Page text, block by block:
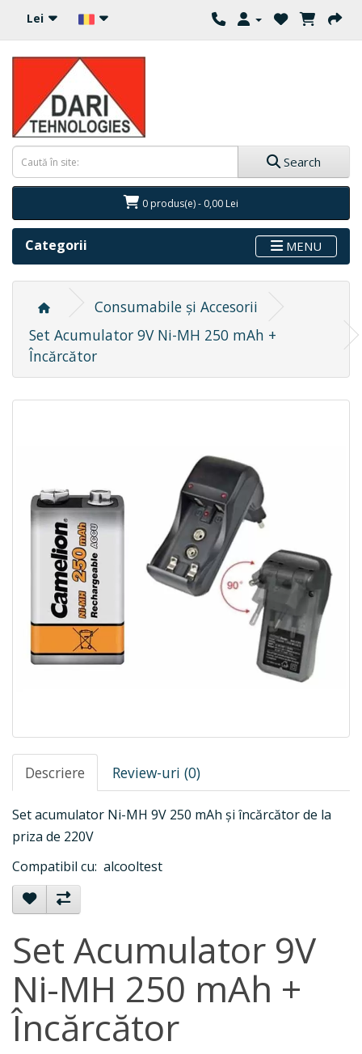
Lei
Search
0 produs(e) - 0,00 Lei
Categorii MENU
Consumabile și Accesorii
Set Acumulator 9V Ni-MH 250 mAh +
Încărcător
Descriere Review-uri (0)
Set acumulator Ni-MH 9V 250 mAh și încărcător de la
priza de 220V
Compatibil cu: alcooltest
Set Acumulator 9V
Ni-MH 250 mAh +
Încărcător